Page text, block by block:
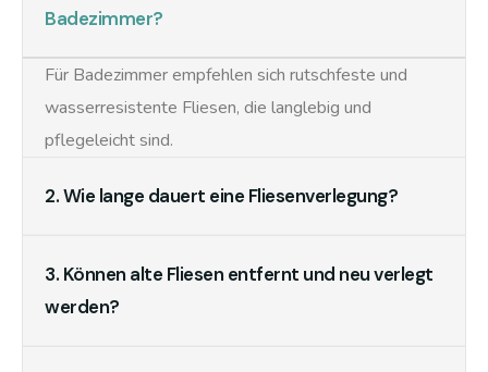
Badezimmer?
Für Badezimmer empfehlen sich rutschfeste und
wasserresistente Fliesen, die langlebig und
pflegeleicht sind.
2. Wie lange dauert eine Fliesenverlegung?
3. Können alte Fliesen entfernt und neu verlegt
werden?